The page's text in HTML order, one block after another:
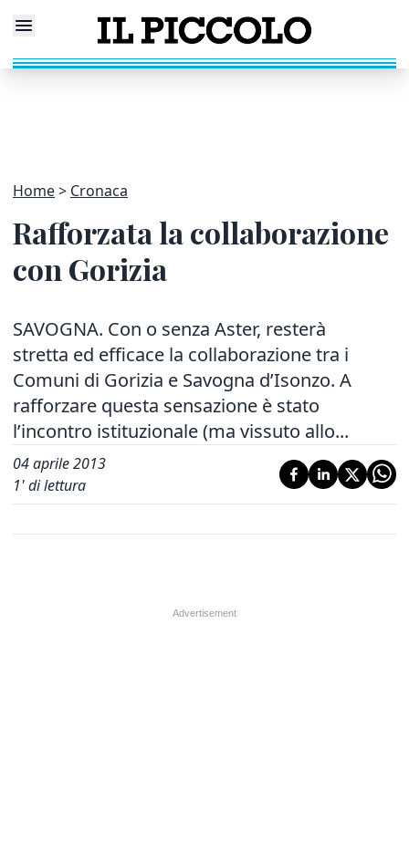
Home Cronaca
Rafforzata la collaborazione
con Gorizia
SAVOGNA. Con o senza Aster, resterà
stretta ed efficace la collaborazione tra i
Comuni di Gorizia e Savogna d’Isonzo. A
rafforzare questa sensazione è stato
l’incontro istituzionale (ma vissuto allo...
04 aprile 2013
1' di lettura